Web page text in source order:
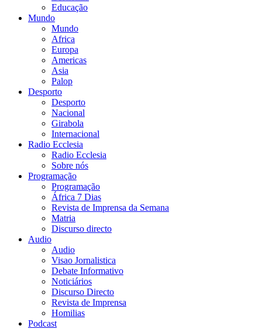
Educação
Mundo
Mundo
Africa
Europa
Americas
Asia
Palop
Desporto
Desporto
Nacional
Girabola
Internacional
Radio Ecclesia
Radio Ecclesia
Sobre nós
Programação
Programação
África 7 Dias
Revista de Imprensa da Semana
Matria
Discurso directo
Audio
Audio
Visao Jornalistica
Debate Informativo
Noticiários
Discurso Directo
Revista de Imprensa
Homilias
Podcast